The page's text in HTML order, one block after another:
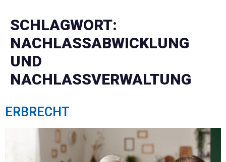
SCHLAGWORT:
NACHLASSABWICKLUNG
UND
NACHLASSVERWALTUNG
ERBRECHT